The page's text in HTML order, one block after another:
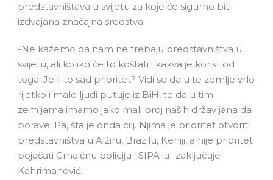
predstavništava u svijetu za koje će sigurno biti
izdvajana značajna sredstva.
-Ne kažemo da nam ne trebaju predstavništva u
svijetu, ali koliko će to koštati i kakva je korist od
toga. Je li to sad prioritet? Vidi se da u te zemlje vrlo
rijetko i malo ljudi putuje iz BiH, te da u tim
zemljama imamo jako mali broj naših državljana da
borave. Pa, šta je onda cilj. Njima je prioritet otvoriti
predstavništva u Alžiru, Brazilu, Keniji, a nije prioritet
pojačati Grnaičnu policiju i SIPA-u- zaključuje
Kahrimanović.